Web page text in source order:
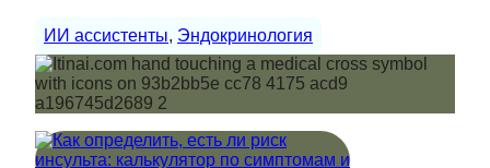
ИИ ассистенты, Эндокринология